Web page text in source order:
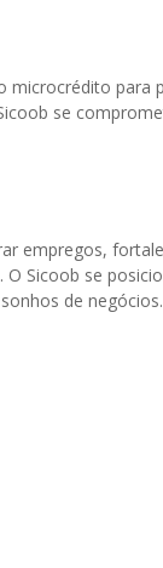
para
se
empregos,
Sicoob se
de negócios.